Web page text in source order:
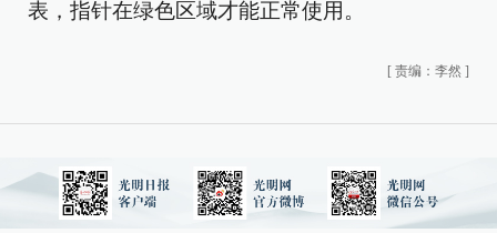
表，指针在绿色区域才能正常使用。
[ 责编：李然 ]